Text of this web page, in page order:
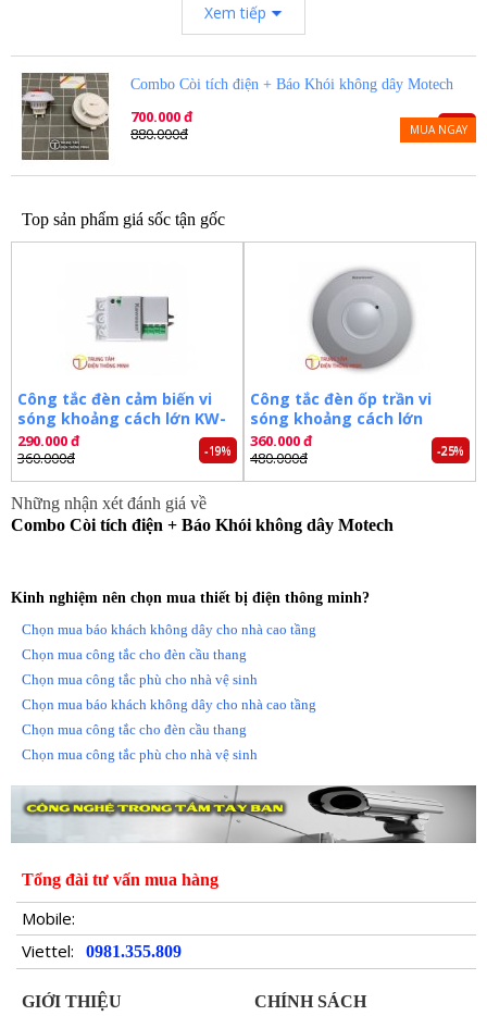
Bộ sản phẩm giúp mang lại hiểu quả báo khói tốt
qua sóng radio (433Mhz) giúp dễ lắp đặt hơn vì
không cần phải đi dây phức tạp.
Còi báo động Motech có âm lượng 110dB thiết kế
hình nấm có đèn chóp, thiết kế kiểu phích cắm trực
tiếp vào ổ cắm điện dùng điện 220V đặc biệt có Pin
tích điện có thể duy trì được 30 ngày (Báo còi âm
lượng lớn nhất được 8 phút). Còi kết nối lên đến 30
biến hồng ngoại.)
Báo khói Motech dùng Pin9V cho thời gian sử dụng
lên đến 12 tháng. Linh kiện bord mạch chất lượng
cao được sản xuất theo quy trình công nghệ hiện đại
chóng báo giả cao.
Xem tiếp
Combo Còi tích điện + Báo Khói không dây Motech
700.000 đ
880.000đ
-20%
MUA NGAY
Top sản phẩm giá sốc tận gốc
Công tắc đèn cảm biến vi
sóng khoảng cách lớn KW-
RS02D
290.000 đ
360.000đ
-19%
Công tắc đèn ốp trần vi
sóng khoảng cách lớn
RS03B
360.000 đ
480.000đ
-25%
Những nhận xét đánh giá về
Combo Còi tích điện + Báo Khói không dây Motech
Kinh nghiệm nên chọn mua thiết bị điện thông minh?
Chọn mua báo khách không dây cho nhà cao tầng
Chọn mua công tắc cho đèn cầu thang
Chọn mua công tắc phù cho nhà vệ sinh
Chọn mua báo khách không dây cho nhà cao tầng
Chọn mua công tắc cho đèn cầu thang
Chọn mua công tắc phù cho nhà vệ sinh
Tổng đài tư vấn mua hàng
Mobile:
Viettel:
0981.355.809
GIỚI THIỆU CHÍNH SÁCH